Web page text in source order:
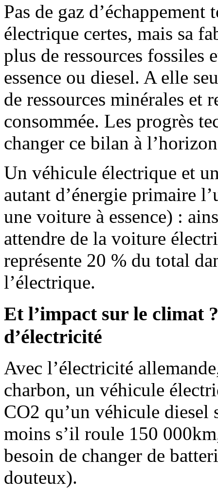
Pas de gaz
électrique certes, mais sa
plus de ressources fossiles
essence ou diesel. A elle
de ressources minérales et
consommée. Les progrès
changer ce bilan à
Un véhicule électrique et
autant d’énergie primaire
une voiture à essence) :
attendre de la voiture
représente 20 % du total
l’électrique.
Et l’impact sur le climat
d’électricité
Avec l’électricité
charbon, un véhicule
CO2 qu’un véhicule
moins s’il roule 150
besoin de changer de
douteux).